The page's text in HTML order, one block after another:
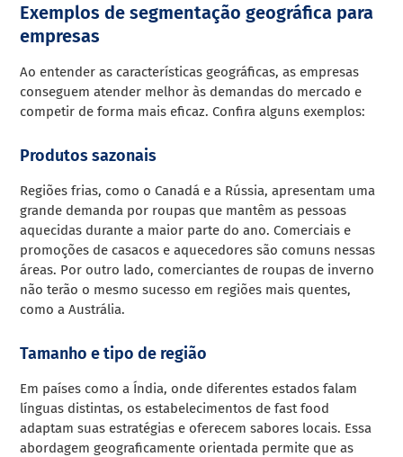
Exemplos de segmentação geográfica para
empresas
Ao entender as características geográficas, as empresas
conseguem atender melhor às demandas do mercado e
competir de forma mais eficaz. Confira alguns exemplos:
Produtos sazonais
Regiões frias, como o Canadá e a Rússia, apresentam uma
grande demanda por roupas que mantêm as pessoas
aquecidas durante a maior parte do ano. Comerciais e
promoções de casacos e aquecedores são comuns nessas
áreas. Por outro lado, comerciantes de roupas de inverno
não terão o mesmo sucesso em regiões mais quentes,
como a Austrália.
Tamanho e tipo de região
Em países como a Índia, onde diferentes estados falam
línguas distintas, os estabelecimentos de fast food
adaptam suas estratégias e oferecem sabores locais. Essa
abordagem geograficamente orientada permite que as